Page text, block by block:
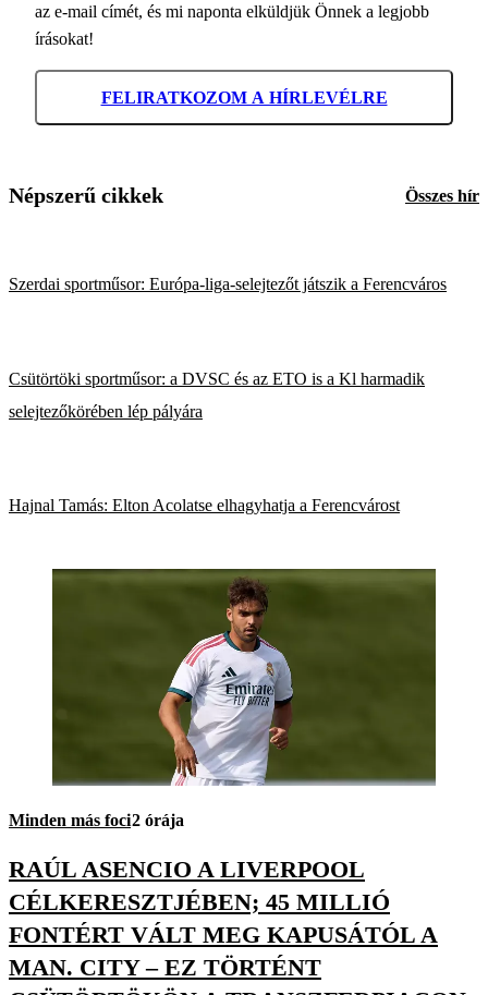
az e-mail címét, és mi naponta elküldjük Önnek a legjobb
írásokat!
FELIRATKOZOM A HÍRLEVÉLRE
Népszerű cikkek Összes hír
Szerdai sportműsor: Európa-liga-selejtezőt játszik a Ferencváros
Csütörtöki sportműsor: a DVSC és az ETO is a Kl harmadik
selejtezőkörében lép pályára
Hajnal Tamás: Elton Acolatse elhagyhatja a Ferencvárost
Minden más foci2 órája
RAÚL ASENCIO A LIVERPOOL
CÉLKERESZTJÉBEN; 45 MILLIÓ
FONTÉRT VÁLT MEG KAPUSÁTÓL A
MAN. CITY – EZ TÖRTÉNT